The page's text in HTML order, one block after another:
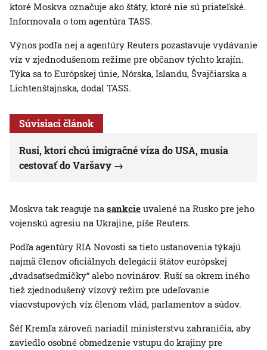
ktoré Moskva označuje ako štáty, ktoré nie sú priateľské.
Informovala o tom agentúra TASS.
Výnos podľa nej a agentúry Reuters pozastavuje vydávanie
víz v zjednodušenom režime pre občanov týchto krajín.
Týka sa to Európskej únie, Nórska, Islandu, Švajčiarska a
Lichtenštajnska, dodal TASS.
Súvisiaci článok
Rusi, ktorí chcú imigračné víza do USA, musia
cestovať do Varšavy
Moskva tak reaguje na sankcie uvalené na Rusko pre jeho
vojenskú agresiu na Ukrajine, píše Reuters.
Podľa agentúry RIA Novosti sa tieto ustanovenia týkajú
najmä členov oficiálnych delegácií štátov európskej
„dvadsaťsedmičky“ alebo novinárov. Ruší sa okrem iného
tiež zjednodušený vízový režim pre udeľovanie
viacvstupových víz členom vlád, parlamentov a súdov.
Šéf Kremľa zároveň nariadil ministerstvu zahraničia, aby
zaviedlo osobné obmedzenie vstupu do krajiny pre